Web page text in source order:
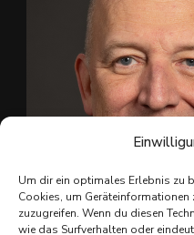
Um dir ein optimales Erlebnis zu
Cookies, um
zuzugreifen. Wenn du diesen
wie das Surfverhalten oder
Auf Facebook anzeigen Teilen